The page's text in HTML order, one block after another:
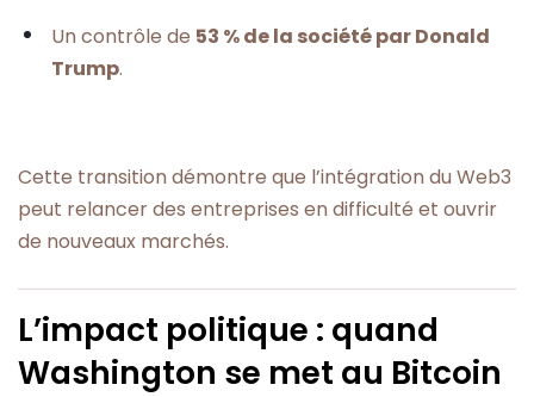
Un contrôle de 53 % de la société par Donald
Trump.
Cette transition démontre que l’intégration du Web3
peut relancer des entreprises en difficulté et ouvrir
de nouveaux marchés.
L’impact politique : quand
Washington se met au Bitcoin